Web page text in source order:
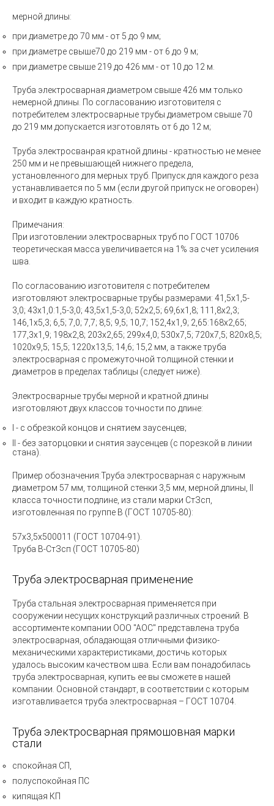
мерной длины:
при диаметре до 70 мм - от 5 до 9 мм;
при диаметре свыше70 до 219 мм - от 6 до 9 м;
при диаметре свыше 219 до 426 мм - от 10 до 12 м.
Труба электросварная диаметром свыше 426 мм только
немерной длины. По согласованию изготовителя с
потребителем злектросварные трубы диаметром свыше 70
до 219 мм допускается изготовлять от 6 до 12 м;
Труба электросванрая кратной длины - кратностью не менее
250 мм и не превышающей нижнего предела,
установленного для мерных труб. Припуск для каждого реза
устанавливается по 5 мм (если другой припуск не оговорен)
и входит в каждую кратность.
Примечания:
При изготовлении электросварных труб по ГОСТ 10706
теоретическая масса увеличивается на 1% за счет усиления
шва.
По согласованию изготовителя с потребителем
изготовляют электросварные трубы размерами: 41,5x1,5-
3,0; 43x1,0:1,5-3,0; 43,5x1,5-3,0; 52x2,5; 69,6x1,8; 111,8x2,3;
146,1x5,3; 6,5; 7,0; 7,7; 8,5; 9,5; 10,7; 152,4x1,9; 2,65:168x2,65;
177,3x1,9; 198x2,8; 203x2,65; 299x4,0; 530x7,5; 720x7,5; 820x8,5;
1020x9,5; 15,5; 1220x13,5; 14,6; 15,2 мм, а также труба
электросварная с промежуточной толщиной стенки и
диаметров в пределах таблицы (следует ниже).
Электросварные трубы мерной и кратной длины
изготовляют двух классов точности по длине:
I - с обрезкой концов и снятием заусенцев;
II - без заторцовки и снятия заусенцев (с порезкой в линии
стана).
Пример обозначения:Труба электросварная с наружным
диаметром 57 мм, толщиной стенки 3,5 мм, мерной длины, II
класса точности подлине, из стали марки СтЗсп,
изготовленная по группе В (ГОСТ 10705-80):
57x3,5x500011 (ГОСТ 10704-91).
Труба В-СтЗсп (ГОСТ 10705-80)
Труба электросварная применение
Труба стальная электросварная применяется при
сооружении несущих конструкций различных строений. В
ассортименте компании ООО "АОС" представлена труба
электросварная, обладающая отличными физико-
механическими характеристиками, достичь которых
удалось высоким качеством шва. Если вам понадобилась
труба электросварная, купить ее вы сможете в нашей
компании. Основной стандарт, в соответствии с которым
изготавливается труба электросварная – ГОСТ 10704.
Труба электросварная прямошовная марки
стали
спокойная СП,
полуспокойная ПС
кипящая КП